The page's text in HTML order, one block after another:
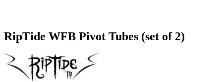
RipTide WFB Pivot Tubes (set of 2)